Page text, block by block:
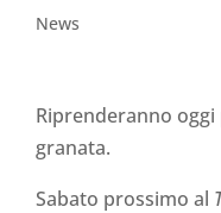
News
Riprenderanno
granata.
Sabato prossimo al